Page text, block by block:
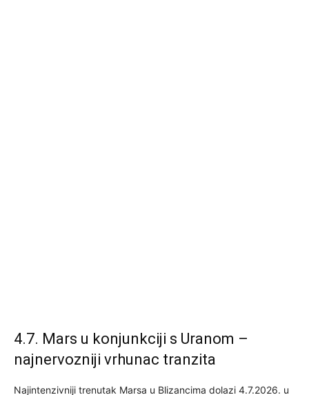
4.7. Mars u konjunkciji s Uranom –
najnervozniji vrhunac tranzita
Najintenzivniji trenutak Marsa u Blizancima dolazi 4.7.2026. u